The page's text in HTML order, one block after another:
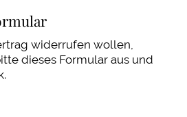
widerrufen wollen,
dieses Formular aus und